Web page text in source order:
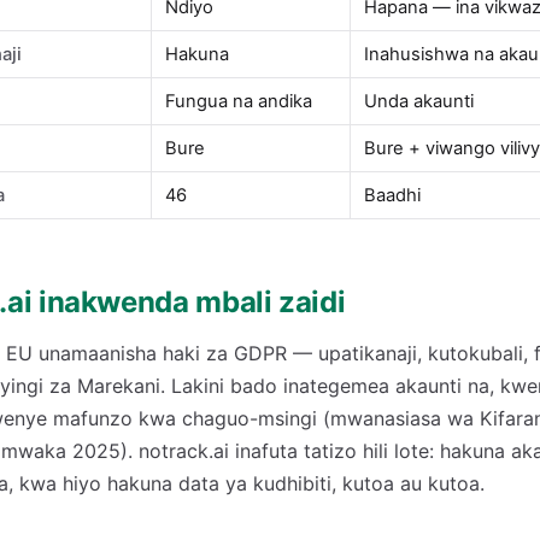
Ndiyo Hapana — ina
Hakuna Inahusishwa na
Fungua na andika Unda akaunti
Bure Bure + viwango
46 Baadhi
inakwenda mbali zaidi
unamaanisha haki za GDPR — upatikanaji,
za Marekani. Lakini bado inategemea akaunti na,
mafunzo kwa chaguo-msingi (mwanasiasa wa
2025). notrack.ai inafuta tatizo hili lote: hakuna
kwa hiyo hakuna data ya kudhibiti, kutoa au kutoa.